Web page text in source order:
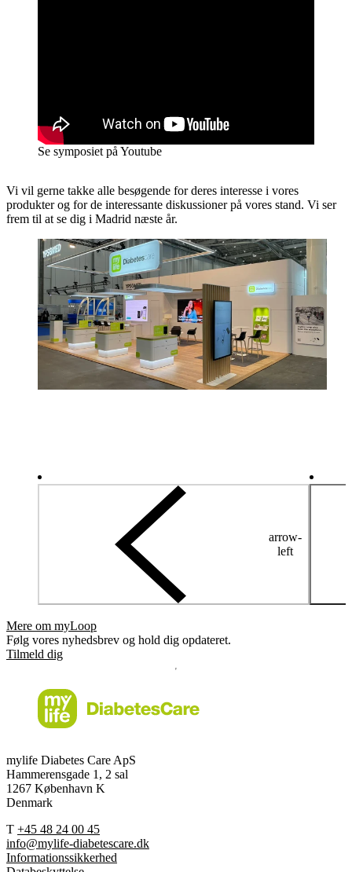
Se symposiet på Youtube
Vi vil gerne takke alle besøgende for deres interesse i vores
produkter og for de interessante diskussioner på vores stand. Vi ser
frem til at se dig i Madrid næste år.
arrow-
left
Mere om myLoop
Følg vores nyhedsbrev og hold dig opdateret.
Tilmeld dig
mylife Diabetes Care ApS
Hammerensgade 1, 2 sal
1267 København K
Denmark
T +45 48 24 00 45
info@mylife-diabetescare.dk
Informationssikkerhed